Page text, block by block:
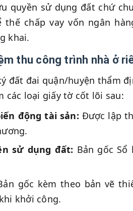
quyền sử dụng đất chứ
thế chấp vay vốn ngân
khai.
thu công trình nhà ở
đất đai quận/huyện thẩm
các loại giấy tờ cốt lõi sau:
động tài sản: Được lập
sử dụng đất: Bản gốc
gốc kèm theo bản vẽ
khởi công.